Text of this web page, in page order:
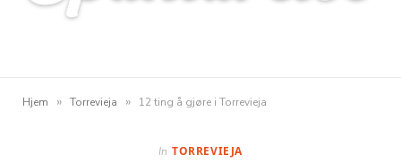
Hjem » Torrevieja » 12 ting å gjøre i Torrevieja
In TORREVIEJA